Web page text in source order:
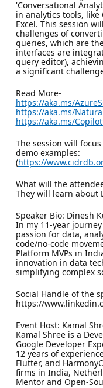
'Conversational
in analytics tools,
Excel. This session
challenges of
queries, which are
interfaces are
query editor),
a significant
Read More-
https://aka.ms/
https://aka.ms/
https://aka.ms/
The session will
demo examples:
(https://
What will the
They will learn about
Speaker Bio: Dinesh
In my 11-year
passion for data,
code/no-code
Platform MVPs in
innovation in data
simplifying complex
Social Handle of the
https://
Event Host: Kamal
Kamal Shree is a
Google Developer
12 years of
Flutter, and
firms in India,
Mentor and Open-